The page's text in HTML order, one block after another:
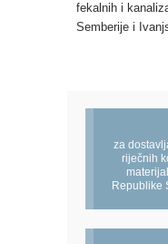
fekalnih i
Semberije i
za
riječnih
Republike